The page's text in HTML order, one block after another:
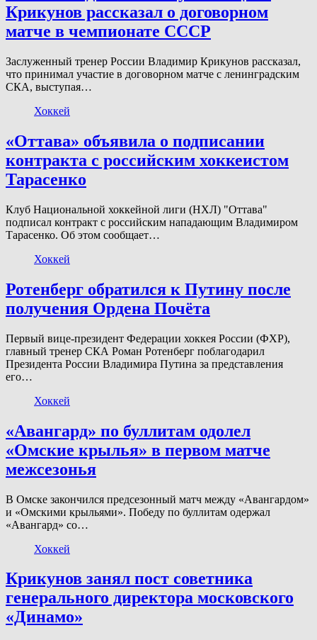
Крикунов рассказал о договорном
матче в чемпионате СССР
Заслуженный тренер России Владимир Крикунов рассказал,
что принимал участие в договорном матче с ленинградским
СКА, выступая…
Хоккей
«Оттава» объявила о подписании
контракта с российским хоккеистом
Тарасенко
Клуб Национальной хоккейной лиги (НХЛ) "Оттава"
подписал контракт с российским нападающим Владимиром
Тарасенко. Об этом сообщает…
Хоккей
Ротенберг обратился к Путину после
получения Ордена Почёта
Первый вице-президент Федерации хоккея России (ФХР),
главный тренер СКА Роман Ротенберг поблагодарил
Президента России Владимира Путина за представления
его…
Хоккей
«Авангард» по буллитам одолел
«Омские крылья» в первом матче
межсезонья
В Омске закончился предсезонный матч между «Авангардом»
и «Омскими крыльями». Победу по буллитам одержал
«Авангард» со…
Хоккей
Крикунов занял пост советника
генерального директора московского
«Динамо»